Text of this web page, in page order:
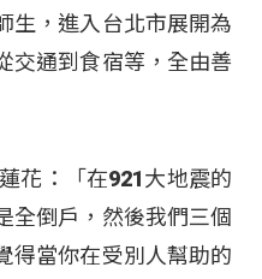
生，進入台北市展開為
交通到食宿等，全由善
花：「在921大地震的
全倒戶，然後我們三個
得當你在受別人幫助的